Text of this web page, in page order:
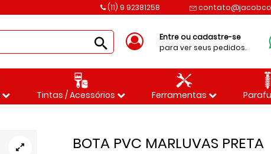
(11) 9 92381258
Entre ou cadastre-se
para ver seus pedidos.
Tintas / Acessórios Ferramentas
BOTA PVC MARLUVAS PRETA